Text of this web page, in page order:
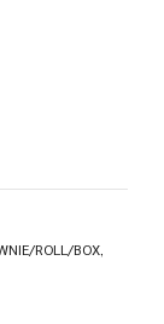
ROLL/BOX